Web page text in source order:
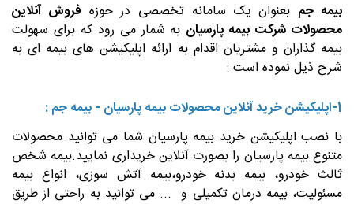
بیمه جم بعنوان یک سامانه تخصصی در حوزه فروش آنلاین
محصولات شرکت بیمه پارسیان به شمار می رود که برای سهولت
بیمه گذاران و مشتریان اقدام به ارائه اپلیکیشن های بیمه ای به
شرح ذیل نموده است :
1-اپلیکیشن خرید آنلاین محصولات بیمه پارسیان - بیمه جم :
با نصب اپلیکیشن خرید بیمه پارسیان شما می توانید محصولات
متنوع بیمه پارسیان را بصورت آنلاین خریداری نمایید.بیمه شخص
ثالث خودرو، بیمه بدنه خودرو،بیمه آتش سوزی، انواع بیمه
مسئولیت، بیمه درمان تکمیلی و ... می توانید به راحتی از طریق